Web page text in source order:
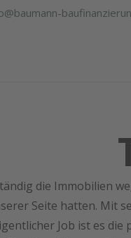
die Immobilien
Seite hatten. Mit
Job ist es